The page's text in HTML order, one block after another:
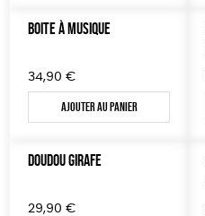
BOITE À MUSIQUE
34,90 €
Ajouter au panier
DOUDOU GIRAFE
29,90 €